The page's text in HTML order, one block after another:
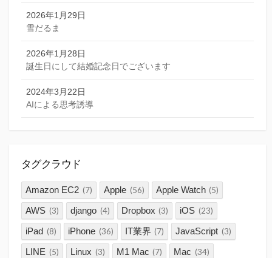
2026年1月29日
雪だるま
2026年1月28日
誕生日にして結婚記念日でございます
2024年3月22日
AIによる思考誘導
タグクラウド
Amazon EC2 (7) Apple (56) Apple Watch (5)
AWS (3) django (4) Dropbox (3) iOS (23)
iPad (8) iPhone (36) IT業界 (7) JavaScript (3)
LINE (5) Linux (3) M1 Mac (7) Mac (34)